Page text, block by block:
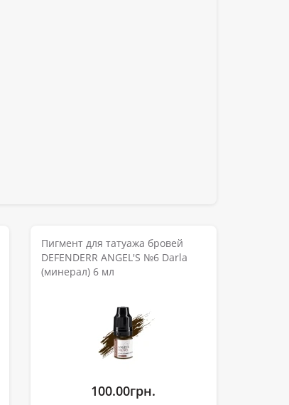
Пигмент для татуажа бровей
DEFENDERR ANGEL'S №6 Darla
(минерал) 6 мл
100.00грн.